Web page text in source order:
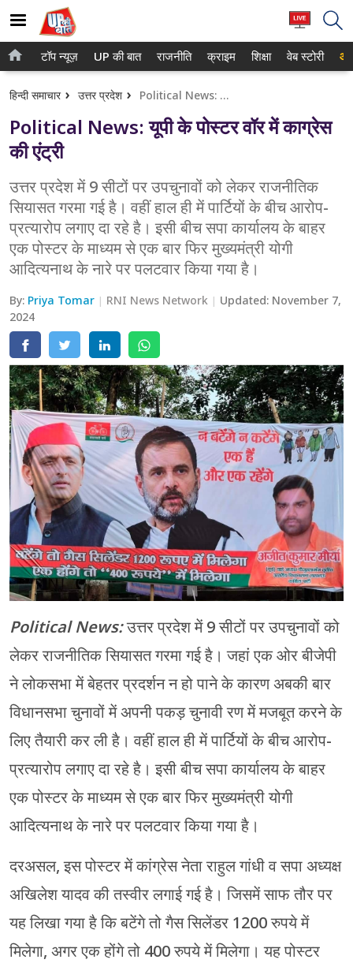
होम
टॉप न्यूज़
UP की बात
क्राइम
शिक्षा
वेब स्टोरी
टॉप न्यूज़ UP की बात राजनीति क्राइम शिक्षा वेब स्टोरी
हिन्दी समाचार उत्तर प्रदेश Political News: यूपी के पोस्टर वॉर में काग्रेस की एंट्री
Political News: यूपी के पोस्टर वॉर में काग्रेस
की एंट्री
उत्तर प्रदेश में 9 सीटों पर उपचुनावों को लेकर राजनीतिक
सियासत गरमा गई है। वहीं हाल ही में पार्टियों के बीच आरोप-
प्रत्यारोप लगाए दा रहे है। इसी बीच सपा कार्यालय के बाहर
एक पोस्टर के माध्यम से एक बार फिर मुख्यमंत्री योगी
आदित्यनाथ के नारे पर पलटवार किया गया है।
By: Priya Tomar RNI News Network Updated: November 7,
2024
Political News:उत्तर प्रदेश में 9 सीटों पर उपचुनावों को
लेकर राजनीतिक सियासत गरमा गई है। जहां एक ओर बीजेपी
ने लोकसभा में बेहतर प्रदर्शन न हो पाने के कारण अबकी बार
विधानसभा चुनावों में अपनी पकड़ चुनावी रण में मजबूत करने के
लिए तैयारी कर ली है। वहीं हाल ही में पार्टियों के बीच आरोप-
प्रत्यारोप लगाए दा रहे है। इसी बीच सपा कार्यालय के बाहर
एक पोस्टर के माध्यम से एक बार फिर मुख्यमंत्री योगी
आदित्यनाथ के नारे पर पलटवार किया गया है।
दरअसल, इस पोस्टर में कांग्रेस नेता राहुल गांधी व सपा अध्यक्ष
अखिलेश यादव की तस्वीर लगाई गई है। जिसमें साफ तौर पर
यह लिखा गया है कि बटेंगे तो गैस सिलेंडर 1200 रुपये में
मिलेगा, अगर एक होंगे तो 400 रुपये में मिलेगा। यह पोस्टर
गाजियाबाद
लखनऊ
वाराणसी
आगरा
अयोध्या
अलीगढ़
मथुरा
मेरठ
मुरादाबाद
गोरखपुर
प्रयागराज
रामपुर